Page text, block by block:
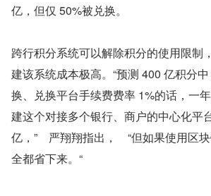
亿，但仅 50%被兑换。
跨行积分系统可以解除积分的使用限制
建该系统成本极高。“预测 400 亿积分
换、兑换平台手续费费率 1%的话，一
建这个对接多个银行、商户的中心化平
亿，” 严翔翔指出， “但如果使用区
全都省下来。“